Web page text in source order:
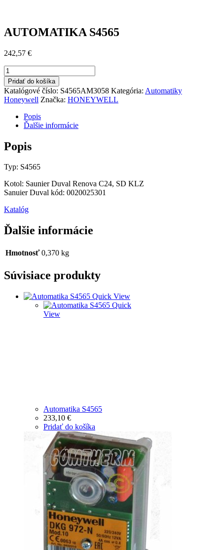
AUTOMATIKA S4565
242,57 €
množstvo
AUTOMATIKA
S4565
Pridať do košíka
Katalógové číslo: S4565AM3058 Kategória: Automatiky
Honeywell Značka: HONEYWELL
Popis
Ďalšie informácie
Popis
Typ: S4565
Kotol: Saunier Duval Renova C24, SD KLZ
Sanuier Duval kód: 0020025301
Katalóg
Ďalšie informácie
Hmotnosť 0,370 kg
Súvisiace produkty
Quick View
Quick
View
Automatika S4565
233,10 €
Pridať do košíka